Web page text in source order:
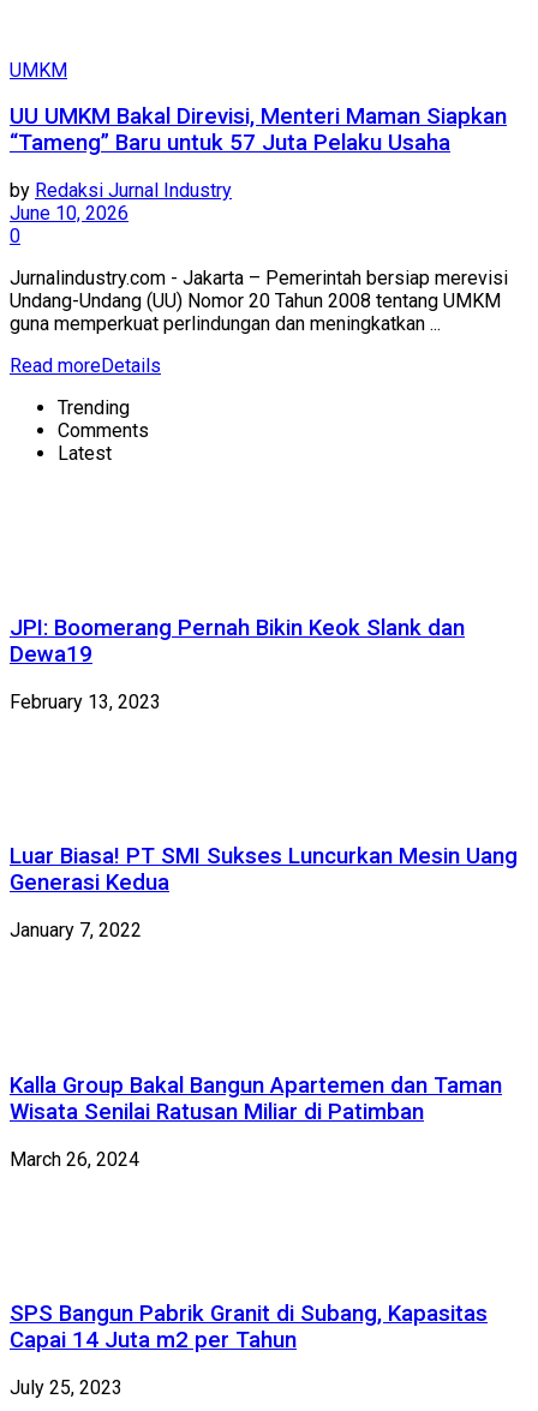
UMKM
UU UMKM Bakal Direvisi, Menteri Maman Siapkan
“Tameng” Baru untuk 57 Juta Pelaku Usaha
by Redaksi Jurnal Industry
June 10, 2026
0
Jurnalindustry.com - Jakarta – Pemerintah bersiap merevisi
Undang-Undang (UU) Nomor 20 Tahun 2008 tentang UMKM
guna memperkuat perlindungan dan meningkatkan ...
Read moreDetails
Trending
Comments
Latest
JPI: Boomerang Pernah Bikin Keok Slank dan
Dewa19
February 13, 2023
Luar Biasa! PT SMI Sukses Luncurkan Mesin Uang
Generasi Kedua
January 7, 2022
Kalla Group Bakal Bangun Apartemen dan Taman
Wisata Senilai Ratusan Miliar di Patimban
March 26, 2024
SPS Bangun Pabrik Granit di Subang, Kapasitas
Capai 14 Juta m2 per Tahun
July 25, 2023